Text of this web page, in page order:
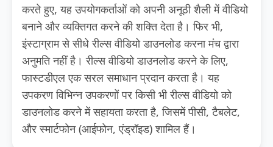
करते हुए, यह उपयोगकर्ताओं को अपनी अनूठी शैली में वीडियो
बनाने और व्यक्तिगत करने की शक्ति देता है। फिर भी,
इंस्टाग्राम से सीधे रील्स वीडियो डाउनलोड करना मंच द्वारा
अनुमति नहीं है। रील्स वीडियो डाउनलोड करने के लिए,
फास्टडीएल एक सरल समाधान प्रदान करता है। यह
उपकरण विभिन्न उपकरणों पर किसी भी रील्स वीडियो को
डाउनलोड करने में सहायता करता है, जिसमें पीसी, टैबलेट,
और स्मार्टफोन (आईफोन, एंड्रॉइड) शामिल हैं।